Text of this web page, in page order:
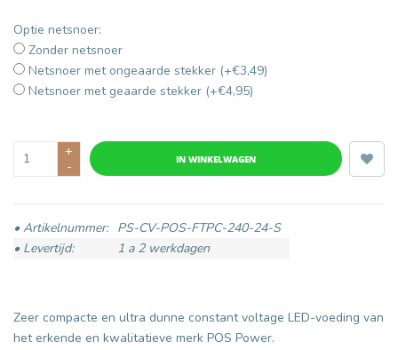
Optie netsnoer:
Zonder netsnoer
Netsnoer met ongeaarde stekker (+€3,49)
Netsnoer met geaarde stekker (+€4,95)
+
-
IN WINKELWAGEN
• Artikelnummer: PS-CV-POS-FTPC-240-24-S
• Levertijd:
1 a 2 werkdagen
Zeer compacte en ultra dunne constant voltage LED-voeding van
het erkende en kwalitatieve merk POS Power.